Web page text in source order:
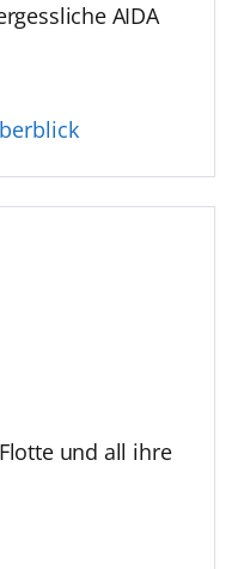
AIDA
und all ihre